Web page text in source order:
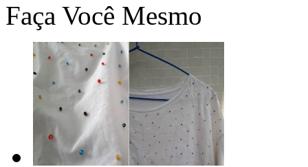
Faça Você Mesmo